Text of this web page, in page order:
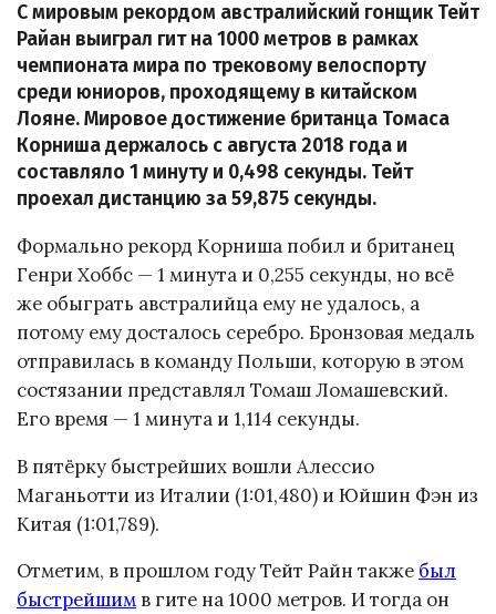
С мировым рекордом австралийский гонщик Тейт
Райан выиграл гит на 1000 метров в рамках
чемпионата мира по трековому велоспорту
среди юниоров, проходящему в китайском
Лояне. Мировое достижение британца Томаса
Корниша держалось с августа 2018 года и
составляло 1 минуту и 0,498 секунды. Тейт
проехал дистанцию за 59,875 секунды.
Формально рекорд Корниша побил и британец
Генри Хоббс — 1 минута и 0,255 секунды, но всё
же обыграть австралийца ему не удалось, а
потому ему досталось серебро. Бронзовая медаль
отправилась в команду Польши, которую в этом
состязании представлял Томаш Ломашевский.
Его время — 1 минута и 1,114 секунды.
В пятёрку быстрейших вошли Алессио
Маганьотти из Италии (1:01,480) и Юйшин Фэн из
Китая (1:01,789).
Отметим, в прошлом году Тейт Райн также был
быстрейшим в гите на 1000 метров. И тогда он